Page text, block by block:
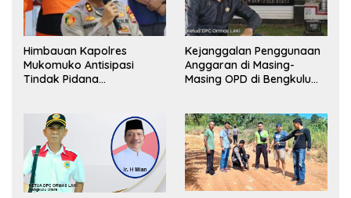
Himbauan Kapolres
Mukomuko Antisipasi
Tindak Pidana
Kejanggalan Penggunaan
Anggaran di Masing-
Masing OPD di Bengkulu